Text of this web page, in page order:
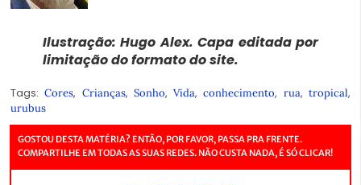
Ilustração: Hugo Alex. Capa editada por
limitação do formato do site.
Tags:Cores, Crianças, Sonho,Vida,conhecimento, rua,tropical,
urubus
GOSTOU DESTA MATÉRIA? ENTÃO, POR FAVOR, PASSA PRA FRENTE.
COMPARTILHE EM TODAS AS SUAS REDES. NÃO CUSTA NADA, É SÓ CLICAR!